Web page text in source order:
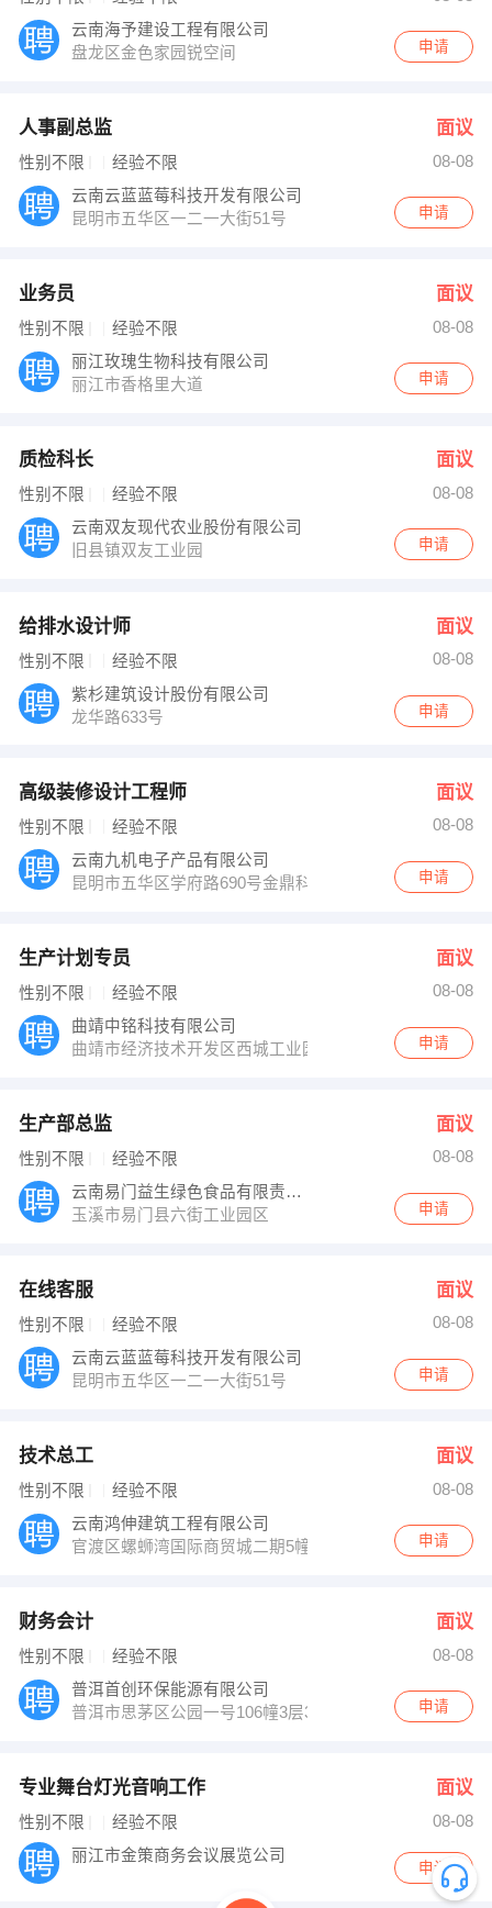
云南海予建设工程有限公司
盘龙区金色家园锐空间
申请
人事副总监 面议
性别不限 经验不限
08-08
云南云蓝蓝莓科技开发有限公司
昆明市五华区一二一大街51号
申请
业务员 面议
性别不限 经验不限
08-08
丽江玫瑰生物科技有限公司
丽江市香格里大道
申请
质检科长 面议
性别不限 经验不限
08-08
云南双友现代农业股份有限公司
旧县镇双友工业园
申请
给排水设计师 面议
性别不限 经验不限
08-08
紫杉建筑设计股份有限公司
龙华路633号
申请
高级装修设计工程师 面议
性别不限 经验不限
08-08
云南九机电子产品有限公司
昆明市五华区学府路690号金鼎科技园三号标准厂房五楼
申请
生产计划专员 面议
性别不限 经验不限
08-08
曲靖中铭科技有限公司
曲靖市经济技术开发区西城工业园区靖阳路人民工社6社
申请
生产部总监 面议
性别不限 经验不限
08-08
云南易门益生绿色食品有限责任公司
玉溪市易门县六街工业园区
申请
在线客服 面议
性别不限 经验不限
08-08
云南云蓝蓝莓科技开发有限公司
昆明市五华区一二一大街51号
申请
技术总工 面议
性别不限 经验不限
08-08
云南鸿伸建筑工程有限公司
官渡区螺蛳湾国际商贸城二期5幢11层1110号
申请
财务会计 面议
性别不限 经验不限
08-08
普洱首创环保能源有限公司
普洱市思茅区公园一号106幢3层315室
申请
专业舞台灯光音响工作 面议
性别不限 经验不限
08-08
丽江市金策商务会议展览公司
申请